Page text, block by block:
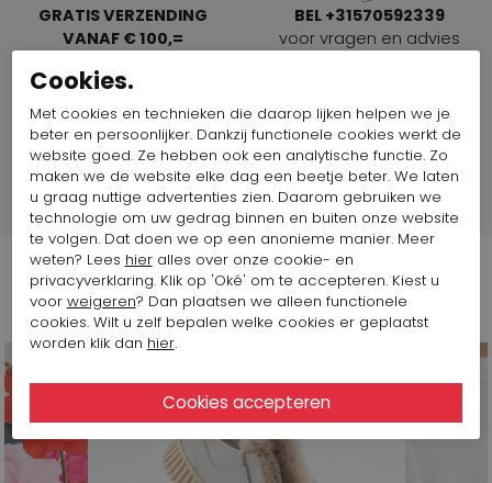
GRATIS VERZENDING
VANAF € 100,=
België
BEL +31570592339
voor vragen en advies
SPAARPUNTEN
Spaar voor korting
SHOP THE LOOK
Direct de mooiste
combinaties
Volg ons op
Cookies.
Met cookies en technieken die daarop lijken helpen we je
beter en persoonlijker. Dankzij functionele cookies werkt de
website goed. Ze hebben ook een analytische functie. Zo
maken we de website elke dag een beetje beter. We laten
u graag nuttige advertenties zien. Daarom gebruiken we
technologie om uw gedrag binnen en buiten onze website
te volgen. Dat doen we op een anonieme manier. Meer
weten? Lees hieralles over onze cookie- en
privacyverklaring. Klik op 'Oké' om te accepteren. Kiest u
voor weigeren? Dan plaatsen we alleen functionele
cookies. Wilt u zelf bepalen welke cookies er geplaatst
worden klik dan hier.